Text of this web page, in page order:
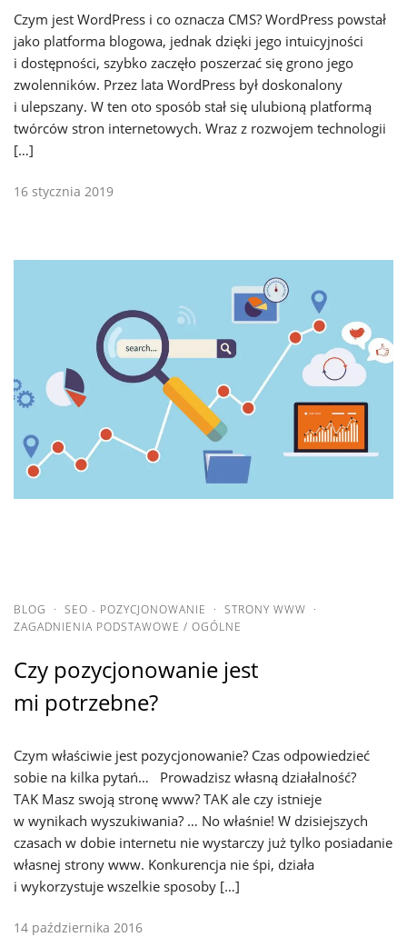
Czym jest WordPress i co oznacza CMS? WordPress powstał
jako platforma blogowa, jednak dzięki jego intuicyjności
i dostępności, szybko zaczęło poszerzać się grono jego
zwolenników. Przez lata WordPress był doskonalony
i ulepszany. W ten oto sposób stał się ulubioną platformą
twórców stron internetowych. Wraz z rozwojem technologii
[…]
16 stycznia 2019
BLOG · SEO - POZYCJONOWANIE · STRONY WWW ·
ZAGADNIENIA PODSTAWOWE / OGÓLNE
Czy pozycjonowanie jest
mi potrzebne?
Czym właściwie jest pozycjonowanie? Czas odpowiedzieć
sobie na kilka pytań… Prowadzisz własną działalność?
TAK Masz swoją stronę www? TAK ale czy istnieje
w wynikach wyszukiwania? … No właśnie! W dzisiejszych
czasach w dobie internetu nie wystarczy już tylko posiadanie
własnej strony www. Konkurencja nie śpi, działa
i wykorzystuje wszelkie sposoby […]
14 października 2016